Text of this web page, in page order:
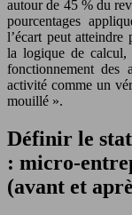
autour de 45 % du
pourcentages
l’écart peut atteindre
la logique de
fonctionnement des
activité comme un
mouillé ».
Définir le
: micro-
(avant et